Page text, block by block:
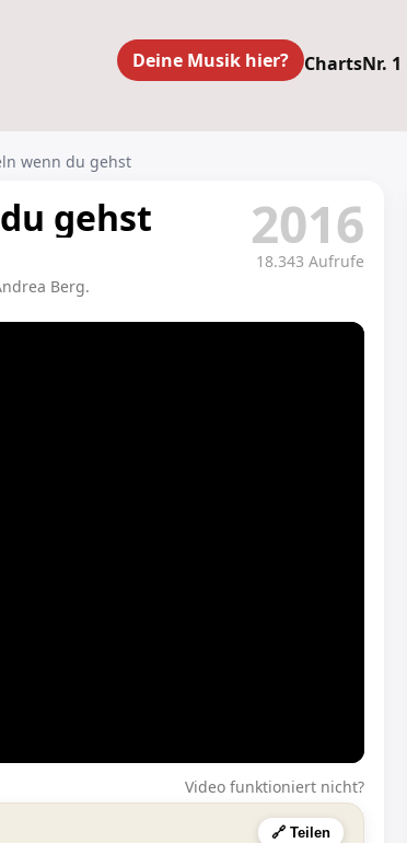
Deine Musik hier? ChartsNr.
wenn du gehst
gehst
Berg.
2016
18.343 Aufrufe
Video funktioniert nicht?
🔗 Teilen